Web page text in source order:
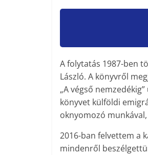
A folytatás 1987-ben
László. A könyvről
„A végső
könyvet külföldi
oknyomozó
2016-ban felvettem a
mindenről